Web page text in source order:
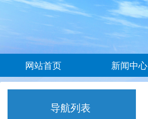
网站首页 新闻中心
导航列表